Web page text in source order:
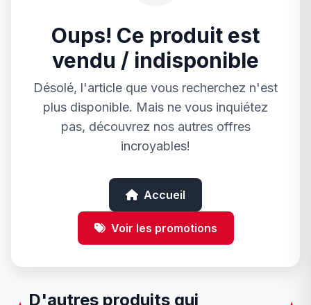
Oups! Ce produit est
vendu / indisponible
Désolé, l'article que vous recherchez n'est
plus disponible. Mais ne vous inquiétez
pas, découvrez nos autres offres
incroyables!
Accueil
Voir les promotions
D'autres produits qui